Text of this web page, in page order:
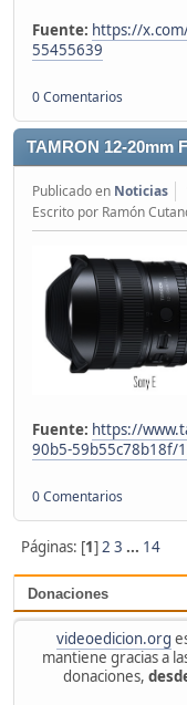
Donaciones
videoedicion.org
mantiene gracias a
donaciones,
Fuente: https://
55455639
0 Comentarios
TAMRON 12-20mm
Publicado en Noticias
Escrito por Ramón
Fuente: https://
90b5-59b55c78b18f/
0 Comentarios
Páginas: [1] 2 3 ... 14